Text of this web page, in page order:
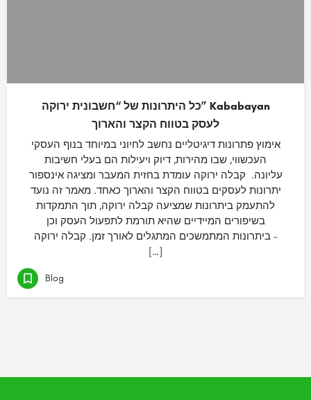
כל היתרונות של “חשבונית ירוקה” Kababayan
לעסק בטווח הקצר והארוך
אימוץ פתרונות דיגיטליים נחשב לחיוני במיוחד בנוף העסקי
העכשווי, שבו מהירות, דיוק ויעילות הם בעלי חשיבות
עליונה. קבלה ירוקה עומדת בחזית המעבר ומציגה אינספור
יתרונות לעסקים בטווח הקצר והארוך כאחד. מאמר זה נועד
להתעמק ביתרונות שמציעה קבלה ירוקה, תוך התמקדות
בשיפורים המיידיים שהיא תורמת לתפעול העסק וכן
ביתרונות המתמשכים המתגלים לאורך זמן. קבלה ירוקה –
[…]
Blog